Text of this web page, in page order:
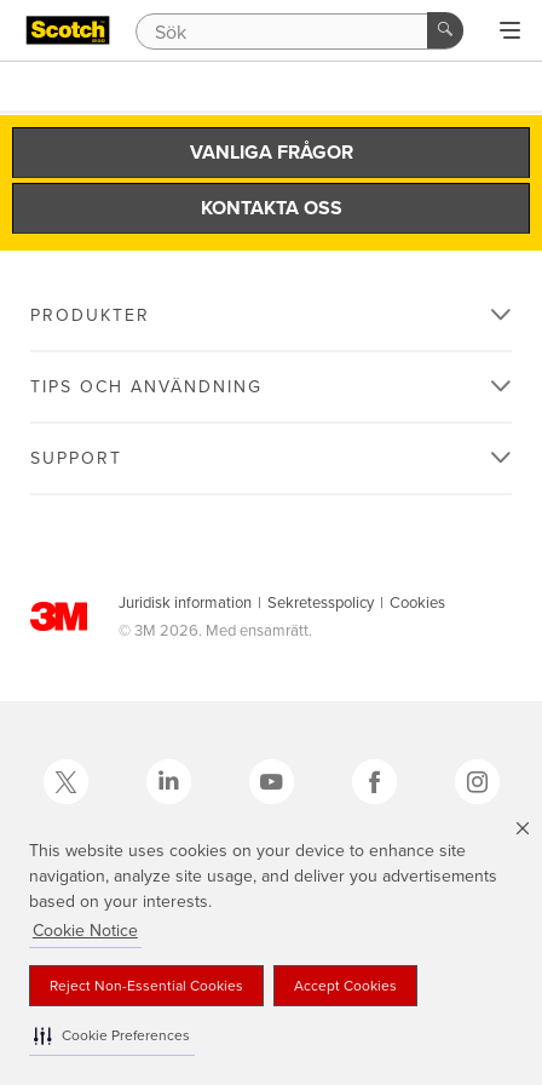
This website uses cookies on your device to enhance site
navigation, analyze site usage, and deliver you advertisements
based on your interests.
Cookie Notice
Reject Non-Essential Cookies Accept Cookies
Cookie Preferences
VANLIGA FRÅGOR
KONTAKTA OSS
PRODUKTER
TIPS OCH ANVÄNDNING
SUPPORT
Juridisk information | Sekretesspolicy | Cookies
© 3M 2026. Med ensamrätt.
3M, Scotch®, Magic och den skotskrutiga designen är varumärken som